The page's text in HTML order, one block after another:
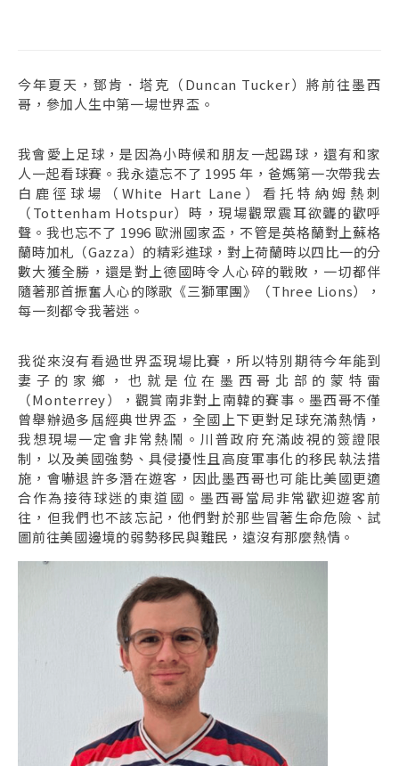
今年夏天，鄧肯．塔克（Duncan Tucker）將前往墨西
哥，參加人生中第一場世界盃。
我會愛上足球，是因為小時候和朋友一起踢球，還有和家
人一起看球賽。我永遠忘不了 1995 年，爸媽第一次帶我去
白鹿徑球場（White Hart Lane）看托特納姆熱刺
（Tottenham Hotspur）時，現場觀眾震耳欲聾的歡呼
聲。我也忘不了 1996 歐洲國家盃，不管是英格蘭對上蘇格
蘭時加札（Gazza）的精彩進球，對上荷蘭時以四比一的分
數大獲全勝，還是對上德國時令人心碎的戰敗，一切都伴
隨著那首振奮人心的隊歌《三獅軍團》（Three Lions），
每一刻都令我著迷。
我從來沒有看過世界盃現場比賽，所以特別期待今年能到
妻子的家鄉，也就是位在墨西哥北部的蒙特雷
（Monterrey），觀賞南非對上南韓的賽事。墨西哥不僅
曾舉辦過多屆經典世界盃，全國上下更對足球充滿熱情，
我想現場一定會非常熱鬧。川普政府充滿歧視的簽證限
制，以及美國強勢、具侵擾性且高度軍事化的移民執法措
施，會嚇退許多潛在遊客，因此墨西哥也可能比美國更適
合作為接待球迷的東道國。墨西哥當局非常歡迎遊客前
往，但我們也不該忘記，他們對於那些冒著生命危險、試
圖前往美國邊境的弱勢移民與難民，遠沒有那麼熱情。